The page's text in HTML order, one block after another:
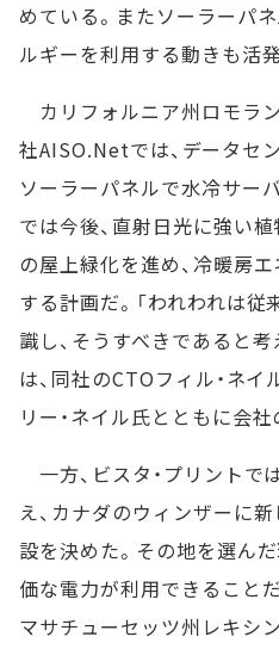
めている。またソーラーパ
ルギーを利用する動きも活発
カリフォルニア州ロモラ
社AISO.Netでは、データセ
ソーラーパネルで水冷サー
では今後、直射日光に強い
の屋上緑化を進め、冷暖房
する計画だ。「われわれは
識し、そうすべきであると
は、同社のCTOフィル・ネイ
リー・ネイル氏とともに会
一方、ビスタ・プリントで
え、カナダのウィンザーに
設を決めた。その地を選ん
価な電力が利用できること
マサチューセッツ州レキシ